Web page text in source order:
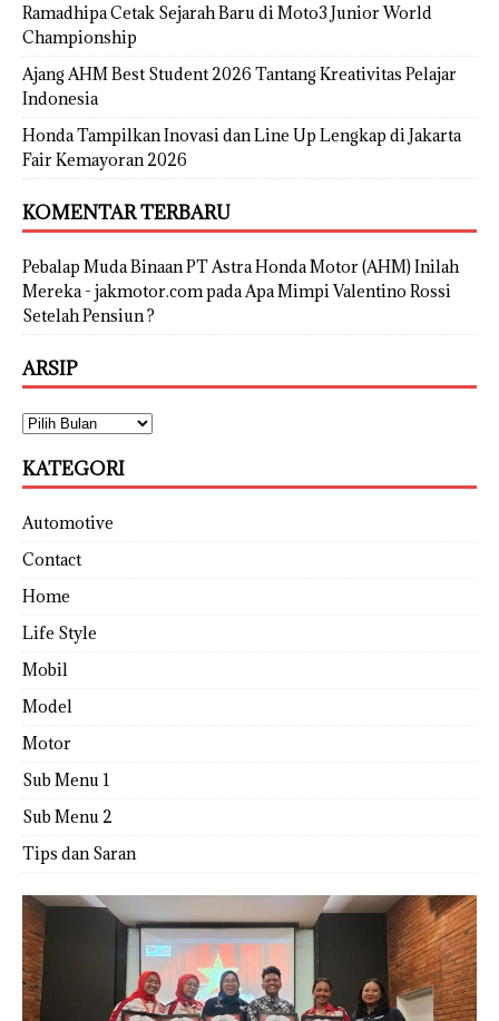
Ramadhipa Cetak Sejarah Baru di Moto3 Junior World
Championship
Ajang AHM Best Student 2026 Tantang Kreativitas Pelajar
Indonesia
Honda Tampilkan Inovasi dan Line Up Lengkap di Jakarta
Fair Kemayoran 2026
KOMENTAR TERBARU
Pebalap Muda Binaan PT Astra Honda Motor (AHM) Inilah
Mereka - jakmotor.compadaApa Mimpi Valentino Rossi
Setelah Pensiun ?
ARSIP
KATEGORI
Automotive
Contact
Home
Life Style
Mobil
Model
Motor
Sub Menu 1
Sub Menu 2
Tips dan Saran